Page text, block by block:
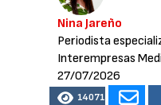
Nina Jareño
Periodista
Interempresas
27/07/2026
14071